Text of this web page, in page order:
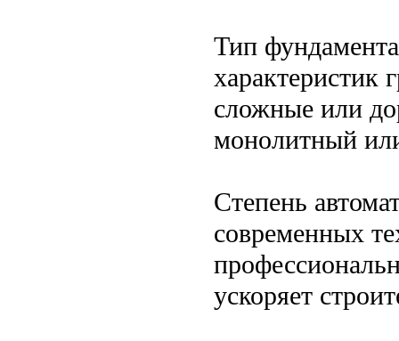
Тип
характеристик
сложные или
монолитный
Степень
современных
ускоряет